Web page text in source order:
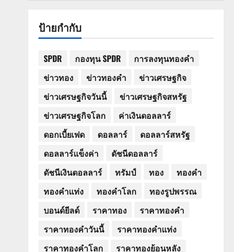
ป้ายกำกับ
SPDR กองทุน SPDR
การลงทุนทองคำ
ข่าวทอง
ข่าวทองคำ
ข่าวเศรษฐกิจ
ข่าวเศรษฐกิจวันนี้
ข่าวเศรษฐกิจสหรัฐ
ข่าวเศรษฐกิจโลก
ค่าเงินดอลลาร์
ดอกเบี้ยเฟด
ดอลลาร์
ดอลลาร์สหรัฐ
ดอลลาร์แข็งค่า
ดัชนีดอลลาร์
ดัชนีเงินดอลลาร์
ทรัมป์ ทอง
ทองคำ
ทองคำแท่ง
ทองคำโลก
ทองรูปพรรณ
บอนด์ยีลด์
ราคาทอง
ราคาทองคำ
ราคาทองคำวันนี้
ราคาทองคำแท่ง
ราคาทองคำโลก
ราคาทองย้อนหลัง